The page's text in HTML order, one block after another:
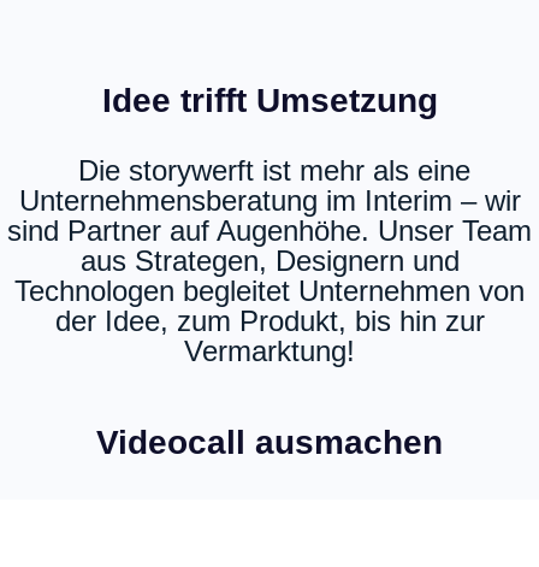
Idee trifft Umsetzung
Die storywerft ist mehr als eine
Unternehmensberatung im Interim – wir
sind Partner auf Augenhöhe. Unser Team
aus Strategen, Designern und
Technologen begleitet Unternehmen von
der Idee, zum Produkt, bis hin zur
Vermarktung!
Videocall ausmachen